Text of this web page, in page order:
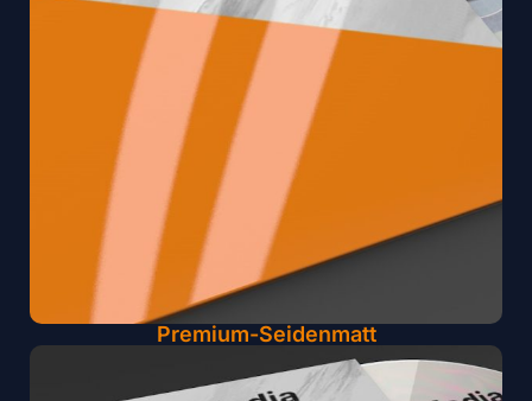
Premium-Seidenmatt